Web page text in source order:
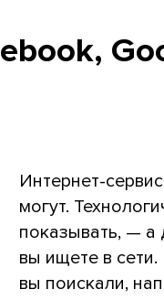
Интернет-
могут.
показывать, — а
вы ищете в
вы поискали,